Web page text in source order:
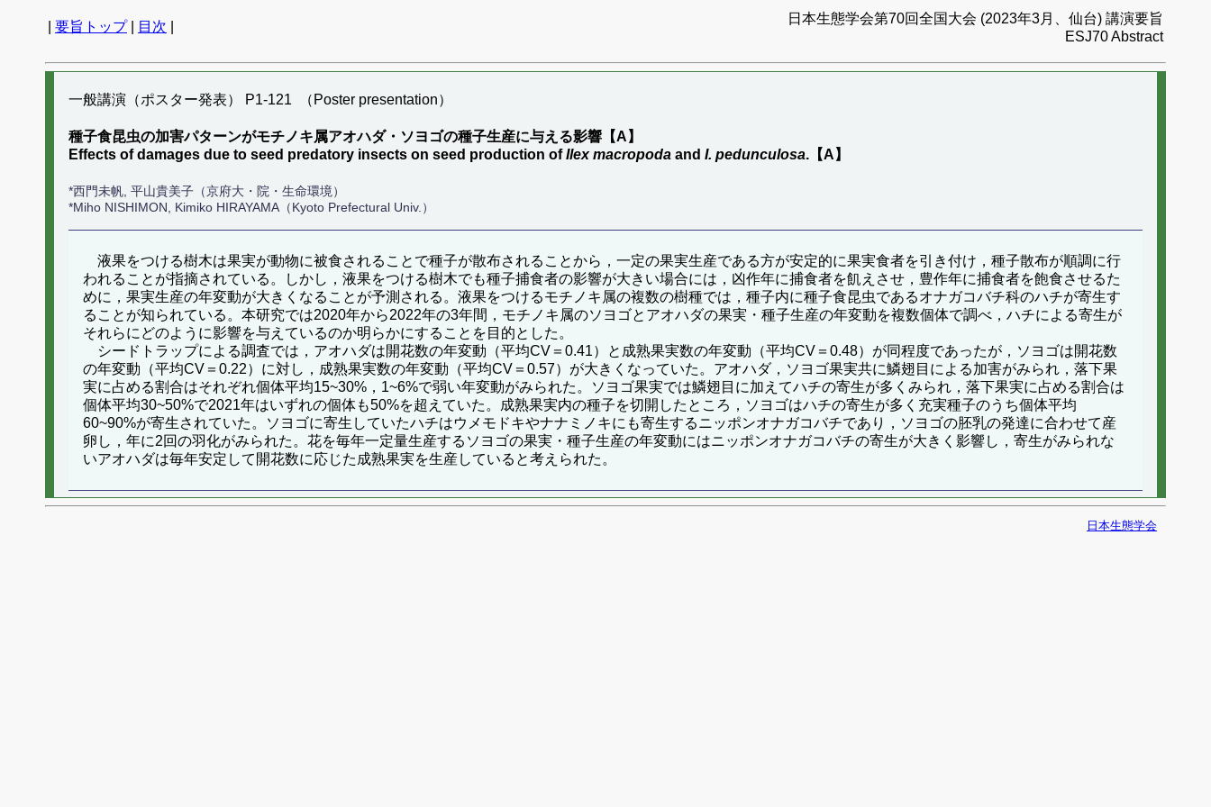
要旨トップ| 目次
日本生態学会第70回全国大会 (2023年3月、仙台) 講演要旨
ESJ70 Abstract
一般講演（ポスター発表） P1-121 （Poster presentation）
種子食昆虫の加害パターンがモチノキ属アオハダ・ソヨゴの種子生産に与える影響【A】
Effects of damages due to seed predatory insects on seed production ofIlex macropoda and I. pedunculosa.【A】
*西門未帆, 平山貴美子（京府大・院・生命環境）
*Miho NISHIMON, Kimiko HIRAYAMA（Kyoto Prefectural Univ.）
液果をつける樹木は果実が動物に被食されることで種子が散布されることから，一定の果実生産である方が安定的に果実食者を引き付け，種子散布が順調に行
われることが指摘されている。しかし，液果をつける樹木でも種子捕食者の影響が大きい場合には，凶作年に捕食者を飢えさせ，豊作年に捕食者を飽食させるた
めに，果実生産の年変動が大きくなることが予測される。液果をつけるモチノキ属の複数の樹種では，種子内に種子食昆虫であるオナガコバチ科のハチが寄生す
ることが知られている。本研究では2020年から2022年の3年間，モチノキ属のソヨゴとアオハダの果実・種子生産の年変動を複数個体で調べ，ハチによる寄生が
それらにどのように影響を与えているのか明らかにすることを目的とした。
シードトラップによる調査では，アオハダは開花数の年変動（平均CV＝0.41）と成熟果実数の年変動（平均CV＝0.48）が同程度であったが，ソヨゴは開花数
の年変動（平均CV＝0.22）に対し，成熟果実数の年変動（平均CV＝0.57）が大きくなっていた。アオハダ，ソヨゴ果実共に鱗翅目による加害がみられ，落下果
実に占める割合はそれぞれ個体平均15~30%，1~6%で弱い年変動がみられた。ソヨゴ果実では鱗翅目に加えてハチの寄生が多くみられ，落下果実に占める割合は
個体平均30~50%で2021年はいずれの個体も50%を超えていた。成熟果実内の種子を切開したところ，ソヨゴはハチの寄生が多く充実種子のうち個体平均
60~90%が寄生されていた。ソヨゴに寄生していたハチはウメモドキやナナミノキにも寄生するニッポンオナガコバチであり，ソヨゴの胚乳の発達に合わせて産
卵し，年に2回の羽化がみられた。花を毎年一定量生産するソヨゴの果実・種子生産の年変動にはニッポンオナガコバチの寄生が大きく影響し，寄生がみられな
いアオハダは毎年安定して開花数に応じた成熟果実を生産していると考えられた。
日本生態学会